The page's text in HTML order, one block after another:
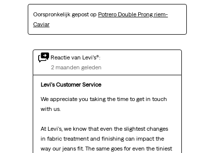
Oorspronkelijk gepost op Potrero Double Prong riem-
Caviar
Reactie van Levi’s®:
2 maanden geleden
Levi's Customer Service
We appreciate you taking the time to get in touch
with us.
At Levi's, we know that even the slightest changes
in fabric treatment and finishing can impact the
way our jeans fit. The same goes for even the tiniest